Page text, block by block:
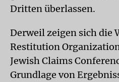
Dritten überlassen.
Derweil zeigen sich die
Restitution
Jewish Claims
Grundlage von